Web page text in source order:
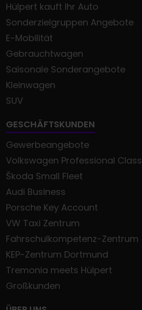
Hülpert kauft Ihr Auto
Sonderzielgruppen Angebote
E-Mobilität
Gebrauchtwagen
Saisonale Sonderangebote
Kleinwagen
SUV
GESCHÄFTSKUNDEN
Gewerbeangebote
Volkswagen Professional Class
Škoda Small Fleet
Audi Business
Porsche Key Account
VW Taxi Zentrum
Fahrschulkompetenz-Zentrum
KEP-Zentrum Dortmund
Tremonia meets Hülpert
Großkunden